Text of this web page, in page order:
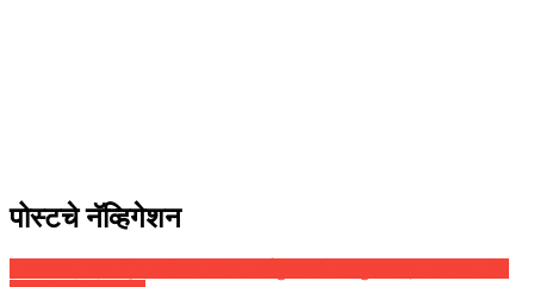
पोस्टचे नॅव्हिगेशन